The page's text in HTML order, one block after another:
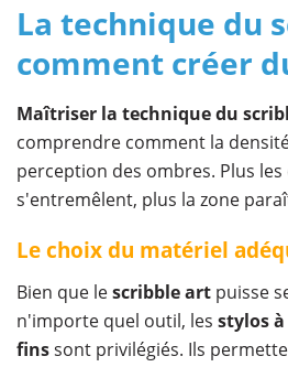
La technique du
comment créer
Maîtriser la technique du
comprendre comment la
perception des ombres. Plus les
s'entremêlent, plus la zone
Le choix du matériel
Bien que lescribble art puisse
n'importe quel outil, les stylos
finssont privilégiés. Ils